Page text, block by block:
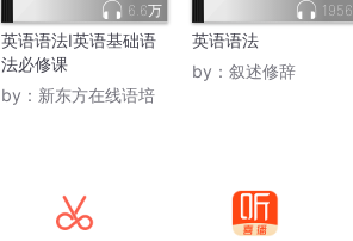
6.6万
英语语法Ⅰ英语基础语
法必修课
by： 新东方在线语培
1956
英语语法
by： 叙述修辞